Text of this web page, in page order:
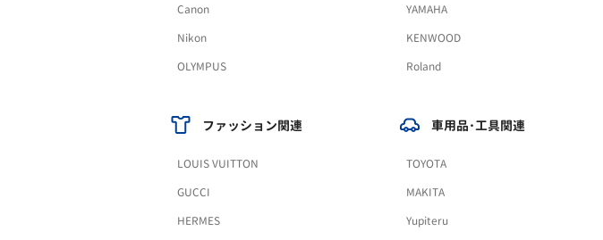
Canon
Nikon
OLYMPUS
YAMAHA
KENWOOD
Roland
ファッション関連
LOUIS VUITTON
GUCCI
HERMES
車用品･工具関連
TOYOTA
MAKITA
Yupiteru